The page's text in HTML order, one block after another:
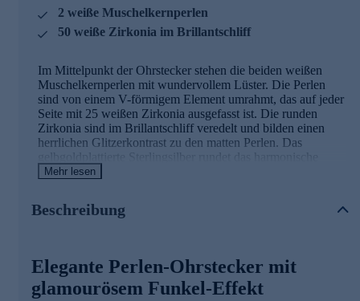
2 weiße Muschelkernperlen
50 weiße Zirkonia im Brillantschliff
Im Mittelpunkt der Ohrstecker stehen die beiden weißen
Muschelkernperlen mit wundervollem Lüster. Die Perlen
sind von einem V-förmigem Element umrahmt, das auf jeder
Seite mit 25 weißen Zirkonia ausgefasst ist. Die runden
Zirkonia sind im Brillantschliff veredelt und bilden einen
herrlichen Glitzerkontrast zu den matten Perlen. Das
gelbgoldplattierte Sterlingsilber rundet das harmonische
Farbenspiel wunderbar ab. Ein Highlight für Ladies, die
Nur erstklassige Qualität für Sie
Ohrstecker werden wie Diamanten mit einer speziellen
Technik von Hand in Form geschliffen, in einem
aufwendigen Spezialverfahren gefärbt und nachbehandelt.
Mehr lesen
Beschreibung
Elegante Perlen-Ohrstecker mit
glamourösem Funkel-Effekt